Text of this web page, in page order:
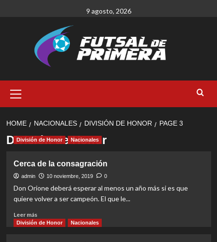
9 agosto, 2026
Menu
HOME NACIONALES DIVISIÓN DE HONOR PAGE 3
División de Honor
División de Honor Nacionales
Cerca de la consagración
admin 10 noviembre, 2019 0
Don Orione deberá esperar al menos un año más si es que
quiere volver a ser campeón. El que le...
Leer másRead
more
División de Honor Nacionales